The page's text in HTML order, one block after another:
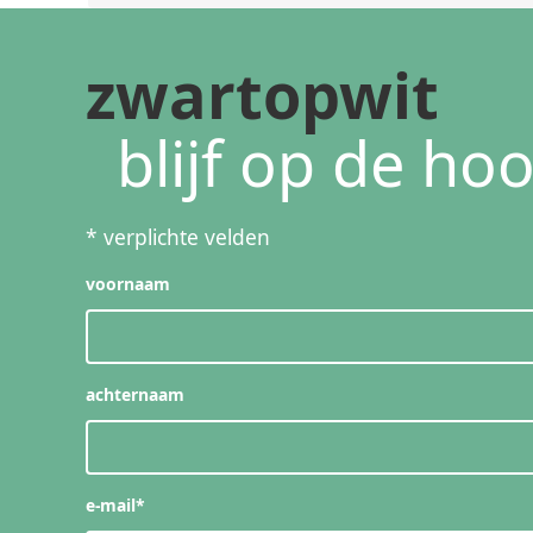
zwartopwit
blijf op de
* verplichte velden
voornaam
achternaam
e-mail*